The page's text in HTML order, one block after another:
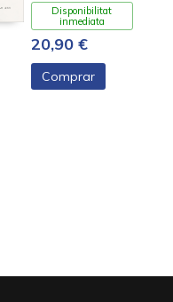
Disponibilitat
inmediata
20,90 €
Comprar